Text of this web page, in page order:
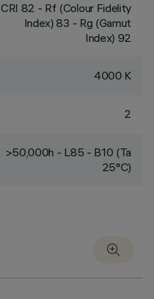
CRI 82 - Rf (Colour Fidelity
Index) 83 - Rg (Gamut
Index) 92
4000 K
2
>50,000h - L85 - B10 (Ta
25°C)